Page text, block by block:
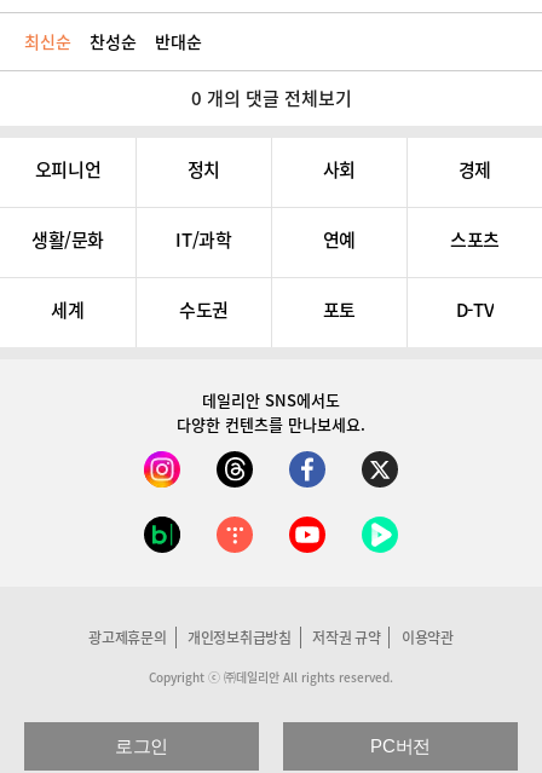
최신순 찬성순 반대순
0 개의 댓글 전체보기
오피니언 정치 사회 경제
생활/문화 IT/과학 연예 스포츠
세계 수도권 포토 D-TV
데일리안 SNS에서도
다양한 컨텐츠를 만나보세요.
광고제휴문의 개인정보취급방침 저작권 규약 이용약관
Copyright ⓒ ㈜데일리안 All rights reserved.
로그인 PC버전